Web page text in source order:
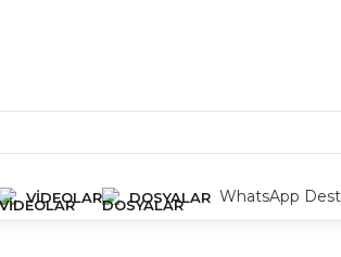
VIDEOLAR DOSYALAR WhatsApp